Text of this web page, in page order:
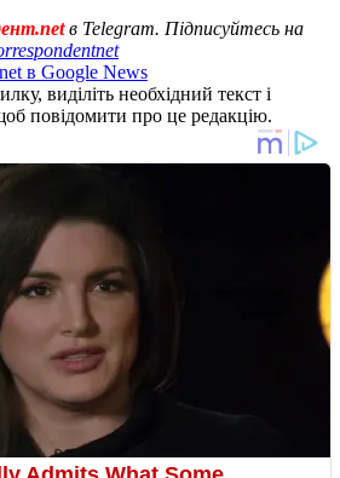
в Telegram. Підписуйтесь на
в Google News
виділіть необхідний текст і
повідомити про це редакцію.